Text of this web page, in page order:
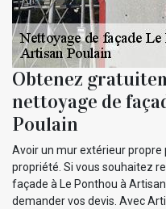
Obtenez
nettoyage de
Poulain
Avoir un mur extérieur propre
propriété. Si vous souhaitez
façade à Le Ponthou à
demander vos devis. Avec